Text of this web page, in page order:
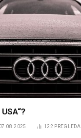
122 PREGLEDA